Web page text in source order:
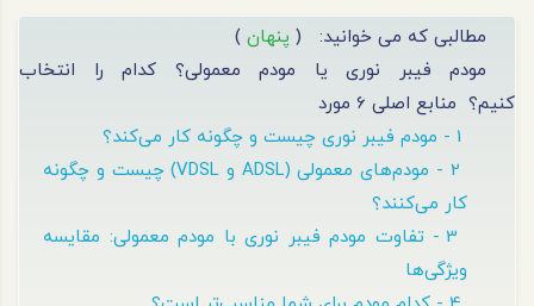
مطالبی که می خوانید: ( پنهان )
مودم فیبر نوری یا مودم معمولی؟ کدام را انتخاب
کنیم؟ منابع اصلی 6 مورد
2 - مودم‌های معمولی (ADSL و VDSL) چیست و چگونه
کار می‌کنند؟
3 - تفاوت مودم فیبر نوری با مودم معمولی: مقایسه
ویژگی‌ها